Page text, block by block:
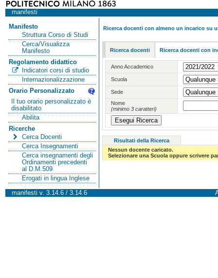
manifesti
Manifesto
Struttura Corso di Studi
Cerca/Visualizza
Manifesto
Regolamento didattico
Indicatori corsi di studio
Internazionalizzazione
Orario Personalizzato
Il tuo orario personalizzato è
disabilitato
Abilita
Ricerche
Cerca Docenti
Cerca Insegnamenti
Cerca insegnamenti degli
Ordinamenti precedenti
al D.M.509
Erogati in lingua Inglese
Ricerca docenti con almeno un incarico su
Ricerca docenti Ricerca docenti con
Anno Accademico
Scuola
Sede
Nome
(minimo 3 caratteri)
Risultati della Ricerca
Nessun docente caricato.
Selezionare una Scuola oppure scrivere
manifesti v. 3.14.6 / 3.14.6